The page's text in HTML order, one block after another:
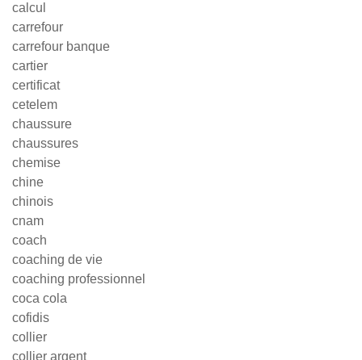
calcul
carrefour
carrefour banque
cartier
certificat
cetelem
chaussure
chaussures
chemise
chine
chinois
cnam
coach
coaching de vie
coaching professionnel
coca cola
cofidis
collier
collier argent